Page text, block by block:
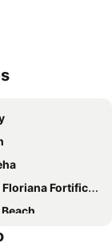
Fortifications